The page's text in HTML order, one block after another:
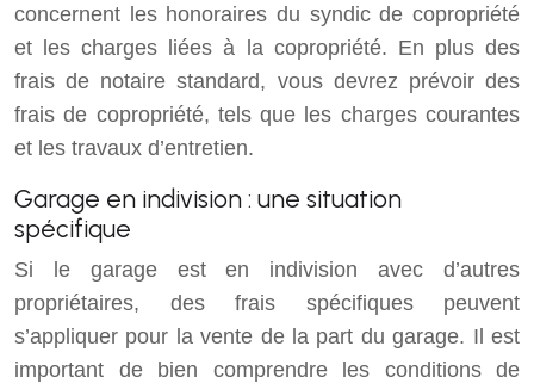
concernent les honoraires du syndic de copropriété
et les charges liées à la copropriété. En plus des
frais de notaire standard, vous devrez prévoir des
frais de copropriété, tels que les charges courantes
et les travaux d’entretien.
Garage en indivision : une situation
spécifique
Si le garage est en indivision avec d’autres
propriétaires, des frais spécifiques peuvent
s’appliquer pour la vente de la part du garage. Il est
important de bien comprendre les conditions de